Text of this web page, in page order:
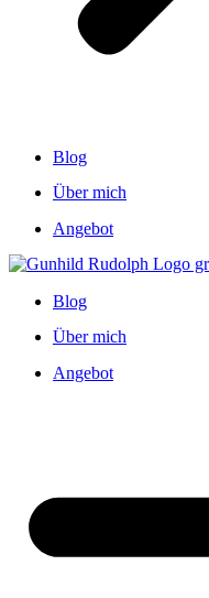
Blog
Über mich
Angebot
Blog
Über mich
Angebot